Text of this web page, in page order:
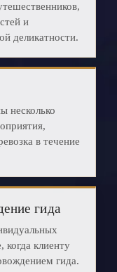
и
деликатности.
несколько
в течение
гида
клиенту
гида.